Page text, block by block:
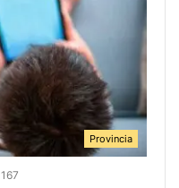
Provincia
167